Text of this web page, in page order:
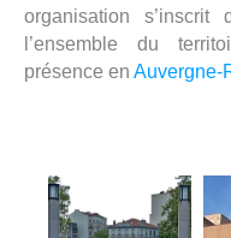
organisation
l’ensemble du
présence en Auvergne-